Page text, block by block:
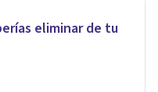
eliminar de tu